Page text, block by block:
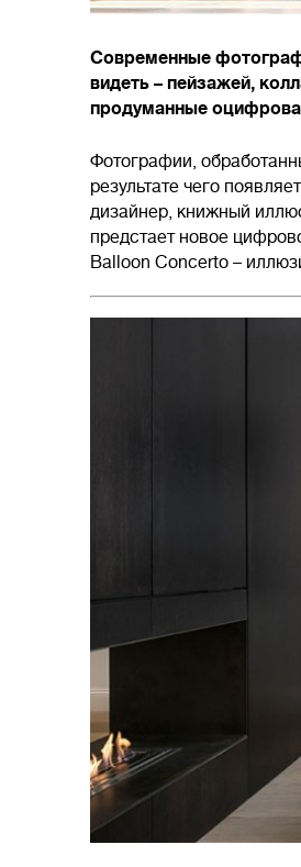
Современные
видеть – пейзажей,
продуманные
Фотографии,
результате чего
дизайнер, книжный
предстает новое
Balloon Concerto –